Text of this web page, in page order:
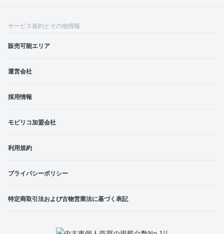
サービス規約とその他情報
販売可能エリア
運営会社
採用情報
モビリコ加盟会社
利用規約
プライバシーポリシー
特定商取引法および古物営業法に基づく表記